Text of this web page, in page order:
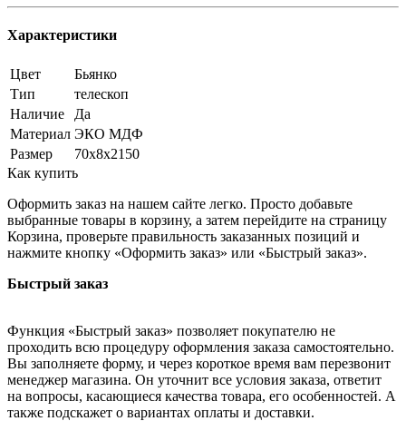
Характеристики
Цвет
Бьянко
Тип
телескоп
Наличие
Да
Материал ЭКО МДФ
Размер
70х8х2150
Как купить
Оформить заказ на нашем сайте легко. Просто добавьте
выбранные товары в корзину, а затем перейдите на страницу
Корзина, проверьте правильность заказанных позиций и
нажмите кнопку «Оформить заказ» или «Быстрый заказ».
Быстрый заказ
Функция «Быстрый заказ» позволяет покупателю не
проходить всю процедуру оформления заказа самостоятельно.
Вы заполняете форму, и через короткое время вам перезвонит
менеджер магазина. Он уточнит все условия заказа, ответит
на вопросы, касающиеся качества товара, его особенностей. А
также подскажет о вариантах оплаты и доставки.